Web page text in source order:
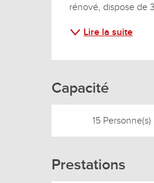
rénové, dispose de
Lire la suite
Capacité
15 Personne(s)
Prestations